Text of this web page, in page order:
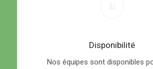
Disponibilité
Nos équipes sont disponibles